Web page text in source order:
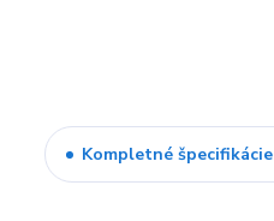
Kompletné špecifikácie